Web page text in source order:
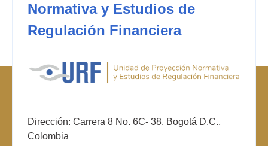
Normativa y Estudios de
Regulación Financiera
Dirección: Carrera 8 No. 6C- 38. Bogotá D.C.,
Colombia